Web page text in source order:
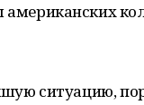
ситуацию,